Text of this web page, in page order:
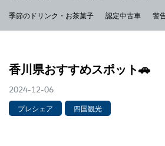
季節のドリンク・お茶菓子 認定中古車 警
香川県おすすめスポット🚗
2024-12-06
プレシェア 四国観光